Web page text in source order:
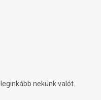
nekünk valót.